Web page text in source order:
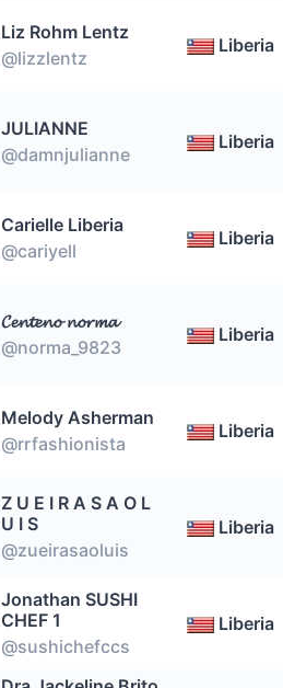
Liz Rohm Lentz
@lizzlentz
Liberia
JULIANNE
@damnjulianne
Liberia
Carielle Liberia
@cariyell
Liberia
𝓒𝓮𝓷𝓽𝓮𝓷𝓸 𝓷𝓸𝓻𝓶𝓪
@norma_9823
Liberia
Melody Asherman
@rrfashionista
Liberia
Z U E I R A S A O L
U I S
@zueirasaoluis
Liberia
Jonathan SUSHI
CHEF 1
@sushichefccs
Liberia